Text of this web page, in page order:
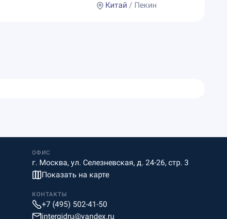
Китай / Пекин
ОФИС
г. Москва, ул. Селезневская, д. 24-26, стр. 3
Показать на карте
КОНТАКТЫ
+7 (495) 502-41-50
intergidru@yandex.ru